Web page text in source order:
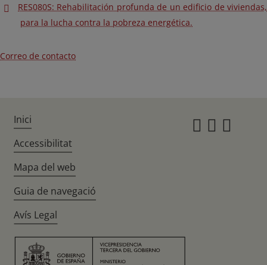
RES080S: Rehabilitación profunda de un edificio de viviendas,
para la lucha contra la pobreza energética.
Correo de contacto
Inici
Accessibilitat
Mapa del web
Guia de navegació
Avís Legal